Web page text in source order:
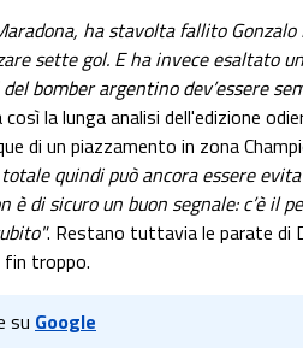
ha stavolta fallito
sette gol. E ha invece esaltato
bomber argentino dev’essere
così la lunga analisi dell'edizione
di un piazzamento in zona
quindi può ancora essere
di sicuro un buon segnale: c’è il
. Restano tuttavia le parate di
fin troppo.
su Google